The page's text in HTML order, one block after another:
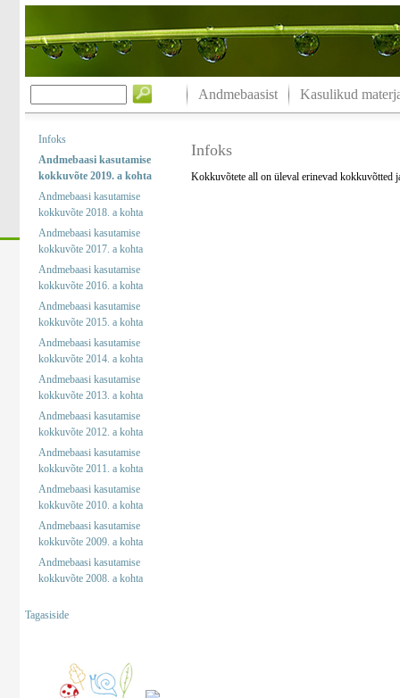
Andmebaasist Kasulikud
Infoks
Andmebaasi kasutamise
kokkuvõte 2019. a kohta
Andmebaasi kasutamise
kokkuvõte 2018. a kohta
Andmebaasi kasutamise
kokkuvõte 2017. a kohta
Andmebaasi kasutamise
kokkuvõte 2016. a kohta
Andmebaasi kasutamise
kokkuvõte 2015. a kohta
Andmebaasi kasutamise
kokkuvõte 2014. a kohta
Andmebaasi kasutamise
kokkuvõte 2013. a kohta
Andmebaasi kasutamise
kokkuvõte 2012. a kohta
Andmebaasi kasutamise
kokkuvõte 2011. a kohta
Andmebaasi kasutamise
kokkuvõte 2010. a kohta
Andmebaasi kasutamise
kokkuvõte 2009. a kohta
Andmebaasi kasutamise
kokkuvõte 2008. a kohta
Tagasiside
Infoks
Kokkuvõtete all on üleval erinevad kokkuvõtted